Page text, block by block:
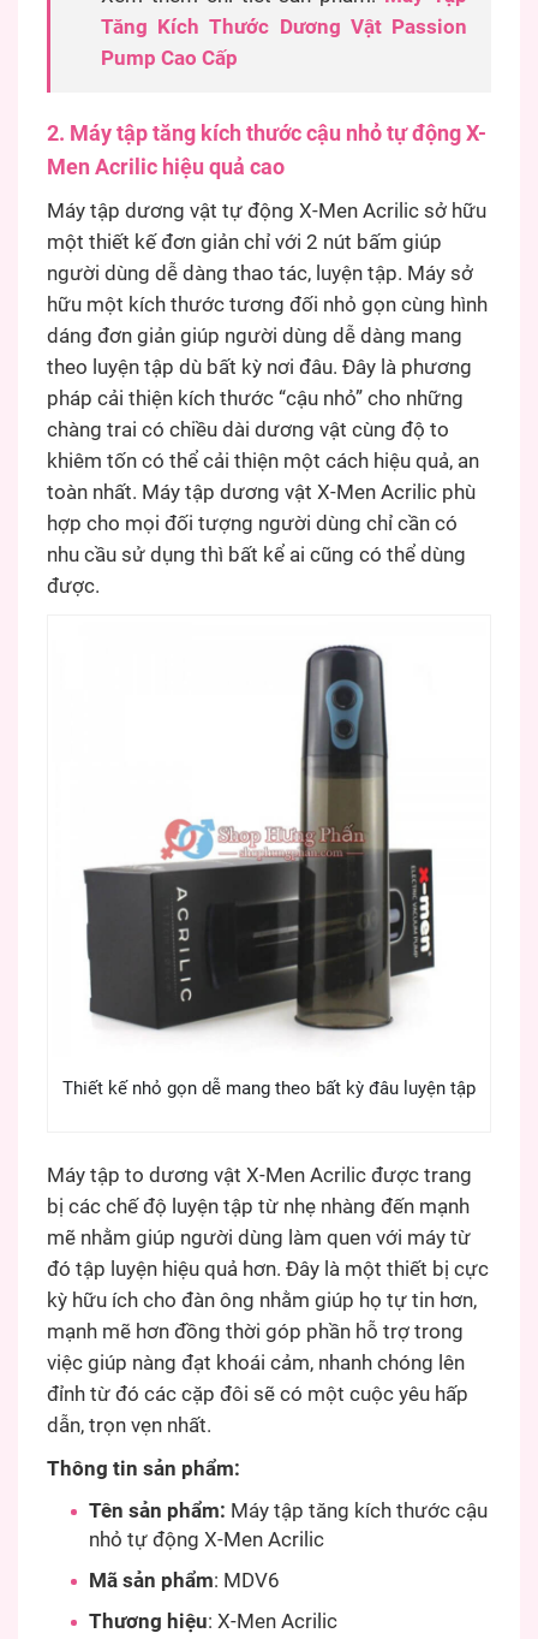
Tăng Kích Thước Dương Vật Passion
Pump Cao Cấp
2. Máy tập tăng kích thước cậu nhỏ tự động X-
Men Acrilic hiệu quả cao
Máy tập dương vật tự động X-Men Acrilic sở hữu
một thiết kế đơn giản chỉ với 2 nút bấm giúp
người dùng dễ dàng thao tác, luyện tập. Máy sở
hữu một kích thước tương đối nhỏ gọn cùng hình
dáng đơn giản giúp người dùng dễ dàng mang
theo luyện tập dù bất kỳ nơi đâu. Đây là phương
pháp cải thiện kích thước “cậu nhỏ” cho những
chàng trai có chiều dài dương vật cùng độ to
khiêm tốn có thể cải thiện một cách hiệu quả, an
toàn nhất. Máy tập dương vật X-Men Acrilic phù
hợp cho mọi đối tượng người dùng chỉ cần có
nhu cầu sử dụng thì bất kể ai cũng có thể dùng
được.
Thiết kế nhỏ gọn dễ mang theo bất kỳ đâu luyện tập
Máy tập to dương vật X-Men Acrilic được trang
bị các chế độ luyện tập từ nhẹ nhàng đến mạnh
mẽ nhằm giúp người dùng làm quen với máy từ
đó tập luyện hiệu quả hơn. Đây là một thiết bị cực
kỳ hữu ích cho đàn ông nhằm giúp họ tự tin hơn,
mạnh mẽ hơn đồng thời góp phần hỗ trợ trong
việc giúp nàng đạt khoái cảm, nhanh chóng lên
đỉnh từ đó các cặp đôi sẽ có một cuộc yêu hấp
dẫn, trọn vẹn nhất.
Thông tin sản phẩm:
Tên sản phẩm: Máy tập tăng kích thước cậu
nhỏ tự động X-Men Acrilic
Mã sản phẩm: MDV6
Thương hiệu: X-Men Acrilic